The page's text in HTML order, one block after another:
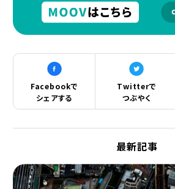
Facebookで
シェアする
Twitterで
つぶやく
最新記事